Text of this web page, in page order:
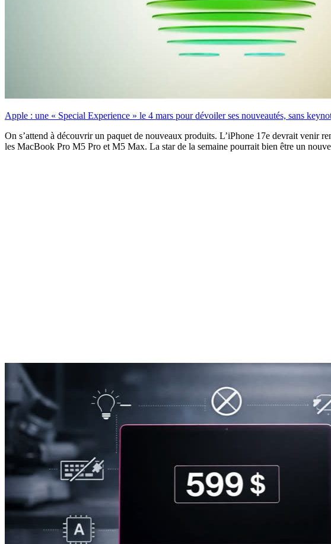
Apple : une « Special Experience » le 4 mars pour dévoiler ses nouveautés, sans
On s’attend à découvrir un paquet de nouveaux produits. L’iPhone 17e devrait venir
les MacBook Pro M5 Pro et M5 Max. La star de la semaine pourrait bien être un